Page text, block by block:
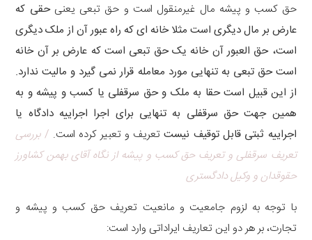
حق کسب و پیشه مال غیرمنقول است و حق تبعی یعنیحقی که
عارض بر مال دیگری است مثلا خانه ای که راه عبور آن از ملک دیگری
است، حق العبور آن خانه یک حق تبعی است که عارض بر آن خانه
است حق تبعی به تنهایی مورد معامله قرار نمی گیرد و مالیت ندارد.
از این قبیل است حقا به ملک و حق سرقفلی یا کسب و پیشه و به
همین جهت حق سرقفلی به تنهایی برای اجرا اجراییه دادگاه یا
اجراییه ثبتی قابل توقیف نیستتعریف و تعبیر کرده است. /بررسی
تعریف سرقفلی و تعریف حق کسب و پیشه از نگاه آقای بهمن کشاورز
حقوقدان و وکیل دادگستری
با توجه به لزوم جامعیت و مانعیت تعریف حق کسب و پیشه و
تجارت، بر هر دو این تعاریف ایراداتی وارد است: